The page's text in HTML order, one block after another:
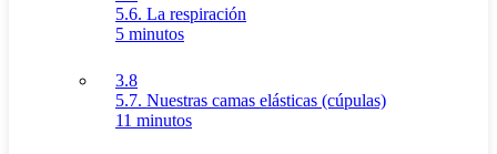
5.6. La respiración
5 minutos
3.8
5.7. Nuestras camas elásticas (cúpulas)
11 minutos